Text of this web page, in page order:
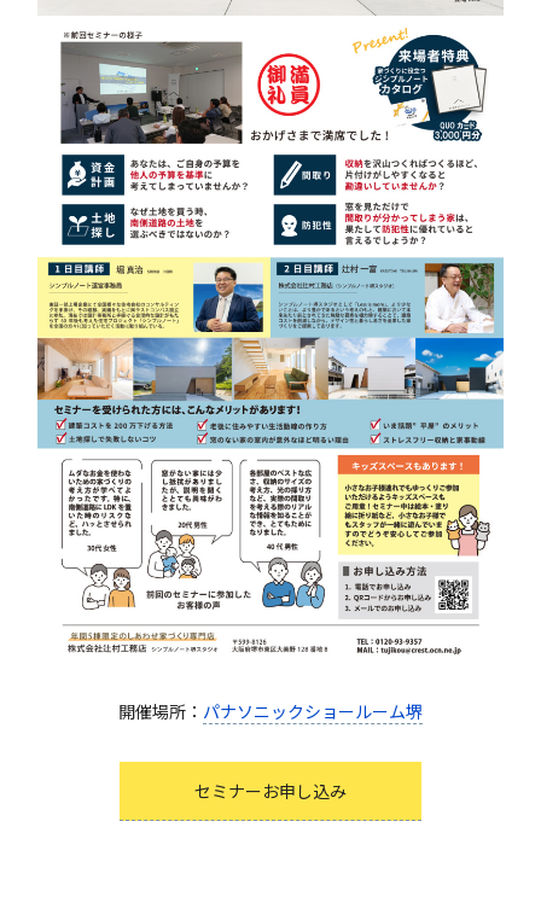
開催場所： パナソニックショールーム堺
セミナーお申し込み